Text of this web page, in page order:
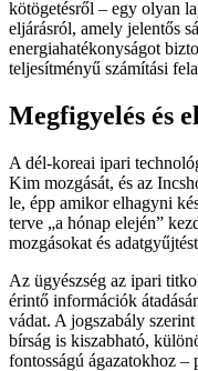
kötögetésről – egy olyan
eljárásról, amely jelentős
energiahatékonyságot
teljesítményű számítási
Megfigyelés és
A dél-koreai ipari
Kim mozgását, és az
le, épp amikor elhagyni
terve „a hónap elején”
mozgásokat és
Az ügyészség az ipari
érintő információk
vádat. A jogszabály
bírság is kiszabható,
fontosságú ágazatokhoz